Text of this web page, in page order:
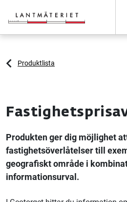
Produktlista
Produkten ger dig möjlighet
fastighetsöverlåtelser till
geografiskt område i
informationsurval.